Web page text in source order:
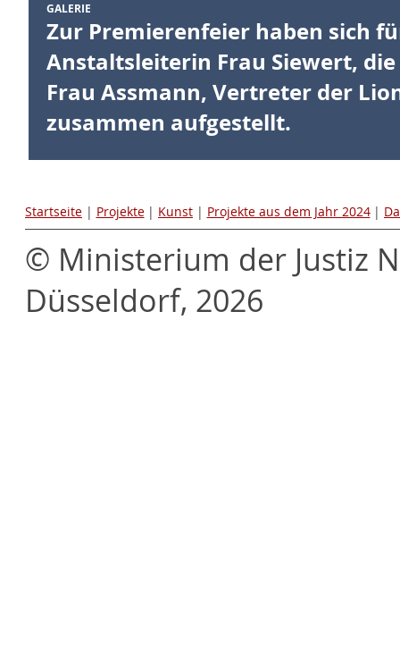
GALERIE
Zur Premierenfeier haben sich
Anstaltsleiterin Frau Siewert,
Frau Assmann, Vertreter der
zusammen aufgestellt.
Startseite | Projekte | Kunst | Projekte aus dem Jahr 2024 |
© Ministerium der Justiz
Düsseldorf, 2026